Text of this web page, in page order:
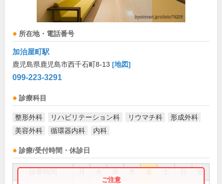
所在地・電話番号
加治屋町駅
鹿児島県鹿児島市西千石町8-13 [地図]
099-223-3291
診療科目
整形外科 リハビリテーション科 リウマチ科
形成外科
美容外科
循環器内科 内科
診療/受付時間・休診日
祝